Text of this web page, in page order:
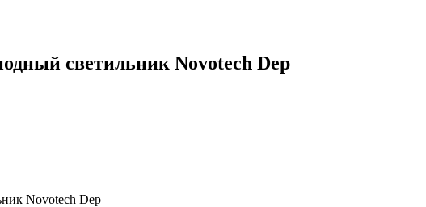
светильник Novotech Dep
Novotech Dep